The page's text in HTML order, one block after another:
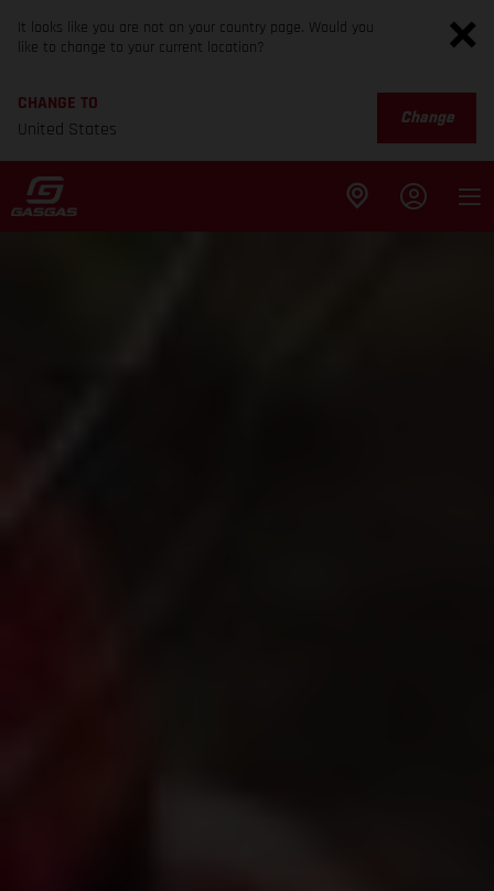
It looks like you are not on your country page. Would you
like to change to your current location?
CHANGE TO
United States
Change